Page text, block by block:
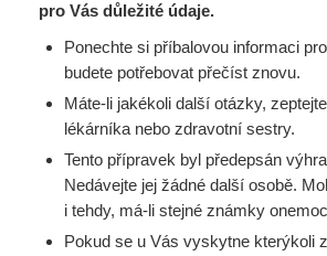
pro Vás důležité údaje.
Ponechte si příbalovou informaci
budete potřebovat přečíst znovu.
Máte-li jakékoli další otázky,
lékárníka nebo zdravotní sestry.
Tento přípravek byl předepsán
Nedávejte jej žádné další osobě.
i tehdy, má-li stejné známky
Pokud se u Vás vyskytne kterýkoli